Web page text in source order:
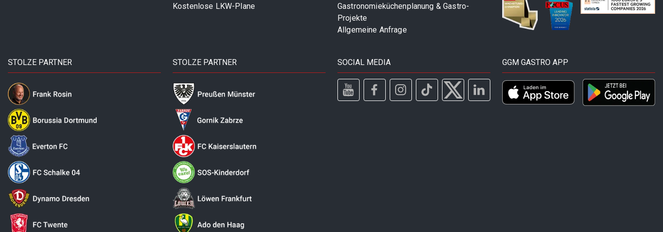
Kostenlose LKW-Plane
Gastronomieküchenplanung & Gastro-
Projekte
Allgemeine Anfrage
STOLZE PARTNER STOLZE PARTNER SOCIAL MEDIA GGM GASTRO APP